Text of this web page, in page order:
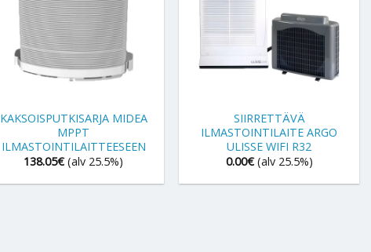
KAKSOISPUTKISARJA MIDEA
MPPT
ILMASTOINTILAITTEESEEN
138.05€ (alv 25.5%)
SIIRRETTÄVÄ
ILMASTOINTILAITE ARGO
ULISSE WIFI R32
0.00€ (alv 25.5%)